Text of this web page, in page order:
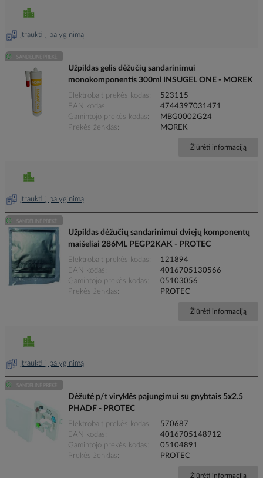
Įtraukti į palyginimą
Užpildas gelis dėžučių sandarinimui
monokomponentis 300ml INSUGEL ONE - MOREK
Elektrobalt prekės kodas
523115
EAN kodas
4744397031471
Gamintojo prekės kodas
MBG0002G24
Prekės ženklas
MOREK
Žiūrėti informaciją
Įtraukti į palyginimą
Užpildas dėžučių sandarinimui dviejų komponentų
maišeliai 286ML PEGP2KAK - PROTEC
Elektrobalt prekės kodas
121894
EAN kodas
4016705130566
Gamintojo prekės kodas
05103056
Prekės ženklas
PROTEC
Žiūrėti informaciją
Įtraukti į palyginimą
Dėžutė p/t viryklės pajungimui su gnybtais 5x2.5
PHADF - PROTEC
Elektrobalt prekės kodas
570687
EAN kodas
4016705148912
Gamintojo prekės kodas
05104891
Prekės ženklas
PROTEC
Žiūrėti informaciją